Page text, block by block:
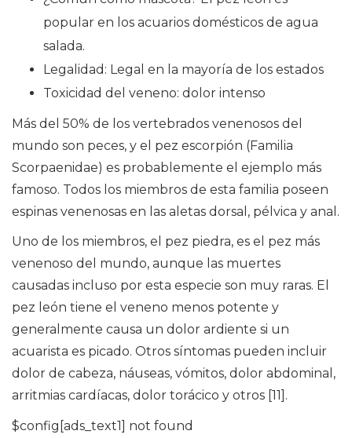
popular en los acuarios domésticos de agua
salada.
Legalidad: Legal en la mayoría de los estados
Toxicidad del veneno: dolor intenso
Más del 50% de los vertebrados venenosos del
mundo son peces, y el pez escorpión (Familia
Scorpaenidae) es probablemente el ejemplo más
famoso. Todos los miembros de esta familia poseen
espinas venenosas en las aletas dorsal, pélvica y anal.
Uno de los miembros, el pez piedra, es el pez más
venenoso del mundo, aunque las muertes
causadas incluso por esta especie son muy raras. El
pez león tiene el veneno menos potente y
generalmente causa un dolor ardiente si un
acuarista es picado. Otros síntomas pueden incluir
dolor de cabeza, náuseas, vómitos, dolor abdominal,
arritmias cardíacas, dolor torácico y otros [11].
$config[ads_text1] not found